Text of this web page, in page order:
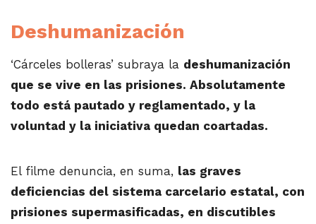
Deshumanización
‘Cárceles bolleras’ subraya la deshumanización
que se vive en las prisiones. Absolutamente
todo está pautado y reglamentado, y la
voluntad y la iniciativa quedan coartadas.
El filme denuncia, en suma, las graves
deficiencias del sistema carcelario estatal, con
prisiones supermasificadas, en discutibles